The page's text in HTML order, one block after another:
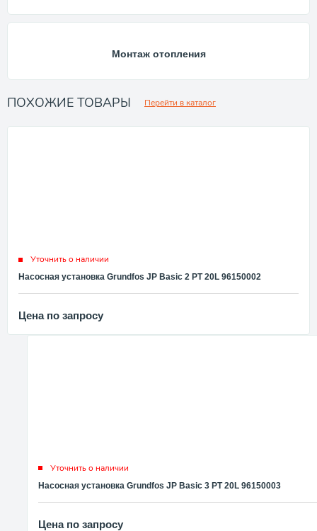
Монтаж отопления
ПОХОЖИЕ ТОВАРЫ Перейти в каталог
Уточнить о наличии
Насосная установка Grundfos JP Basic 2 PT 20L 96150002
Цена по запросу
Уточнить о наличии
Насосная установка Grundfos JP Basic 3 PT 20L 96150003
Цена по запросу